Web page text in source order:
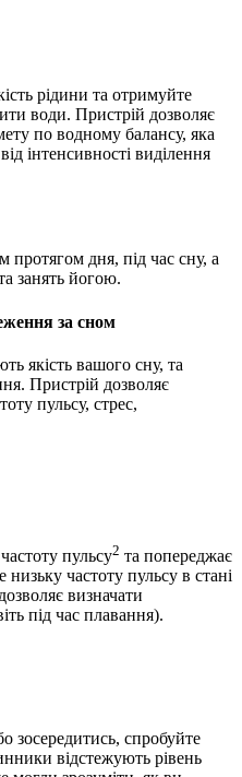
рідини та отримуйте
води. Пристрій дозволяє
по водному балансу, яка
інтенсивності виділення
протягом дня, під час сну, а
занять йогою.
за сном
якість вашого сну, та
Пристрій дозволяє
пульсу, стрес,
пульсу2 та попереджає
частоту пульсу в стані
визначати
під час плавання).
зосередитись, спробуйте
відстежують рівень